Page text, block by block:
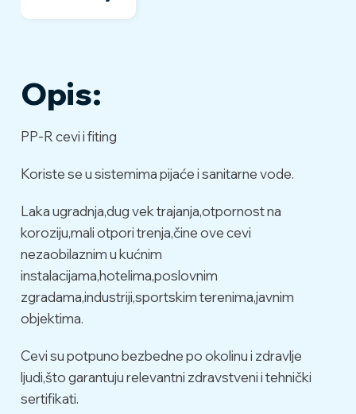
Opis:
PP-R cevi i fiting
Koriste se u sistemima pijaće i sanitarne vode.
Laka ugradnja,dug vek trajanja,otpornost na
koroziju,mali otpori trenja,čine ove cevi
nezaobilaznim u kućnim
instalacijama,hotelima,poslovnim
zgradama,industriji,sportskim terenima,javnim
objektima.
Cevi su potpuno bezbedne po okolinu i zdravlje
ljudi,što garantuju relevantni zdravstveni i tehnički
sertifikati.